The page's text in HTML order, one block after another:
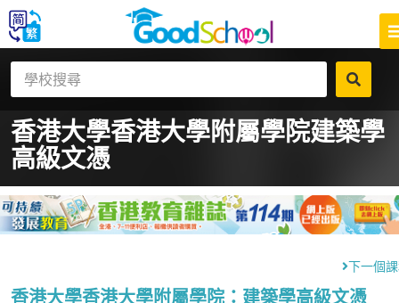
香港大學香港大學附屬學院建築學
高級文憑
下一個
香港大學香港大學附屬學院：建築學高級文憑